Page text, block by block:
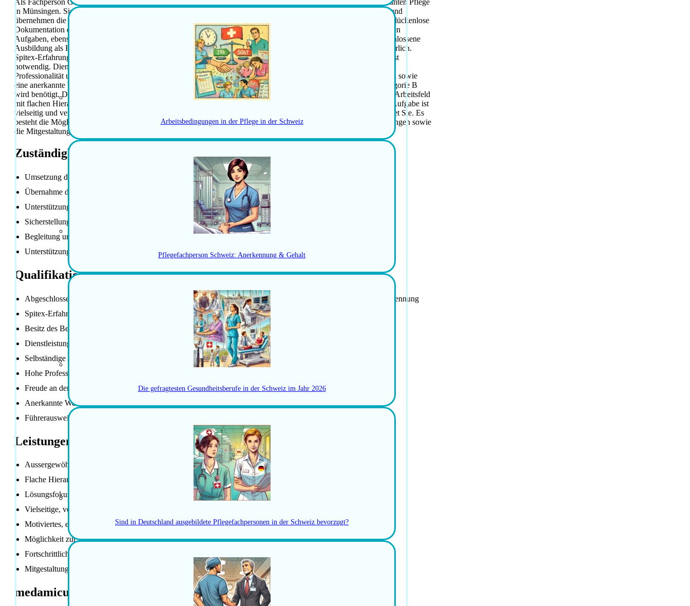
Arbeitsbedingungen in der Pflege in der Schweiz
Pflegefachperson Schweiz: Anerkennung & Gehalt
Die gefragtesten Gesundheitsberufe in der Schweiz im Jahr 2026
Sind in Deutschland ausgebildete Pflegefachpersonen in der Schweiz bevorzugt?
in Münsingen. Sie setzen den Pflegeprozess in Zusammenarbeit mit der fall führenden Pflegefachperson HF/FH um und
übernehmen die Verantwortung als Bezugsperson. Dabei unterstützen Sie Angehörige bei Bedarf und sorgen für eine lückenlose
Dokumentation des Pflegeverlaufs. Die Begleitung und Leitung von Lernenden im Ausbildungsprozess gehört zu Ihren
Aufgaben, ebenso wie die Unterstützung bei der Ausbildung von FaGe Lernenden. Für diese Position ist eine abgeschlossene
Ausbildung als Fachperson Gesundheit EFZ oder eine gleichwertige Ausbildung mit Schweizer Anerkennung erforderlich.
Spitex-Erfahrung wird vorausgesetzt. Der Besitz des Berufsbildnerausweises oder die Bereitschaft zur Absolvierung ist
notwendig. Dienstleistungsorientierung und eine selbständige Arbeitsweise sind wichtige Voraussetzungen. Hohe
Professionalität und Ruhe in herausfordernden Situationen zeichnen Sie aus. Freude an der Begleitung von Lernenden sowie
eine anerkannte Weiterbildung oder das Interesse an einer Weiterbildung sind erwünscht. Ein Führerausweis der Kategorie B
wird benötigt. Das Pensum beträgt 40–80 %. Sie arbeiten in einem aussergewöhnlich selbstständigen und vielfältigen Arbeitsfeld
mit flachen Hierarchien. Lösungsfokussiertes Arbeiten mit Raum für Eigeninitiative und Mitsprache ist möglich. Die Aufgabe ist
vielseitig und verantwortungsvoll mit Gestaltungsspielraum. Ein motiviertes, erfahrenes und hilfsbereites Team erwartet Sie. Es
besteht die Möglichkeit zur Einbringung des Wissens und zur Weiterentwicklung. Fortschrittliche Anstellungsbedingungen sowie
die Mitgestaltung der Dienst- und Einsatzplanung runden das Angebot ab.
Zuständigkeiten / Hauptaufgaben
Umsetzung des Pflegeprozesses in Zusammenarbeit mit fallführender Pflegefachperson HF/FH
Übernahme der Verantwortung als Bezugsperson
Unterstützung von Angehörigen bei Bedarf
Sicherstellung einer lückenlosen Dokumentation des Pflegeverlaufs
Begleitung und Leitung von Lernenden im Ausbildungsprozess
Unterstützung bei der Ausbildung von FaGe Lernenden
Qualifikationen / Anforderungen
Abgeschlossene Ausbildung als Fachperson Gesundheit EFZ oder gleichwertige Ausbildung mit Schweizer Anerkennung
Spitex-Erfahrung
Besitz des Berufsbildnerausweises oder Bereitschaft zur Absolvierung
Dienstleistungsorientierung
Selbständige Arbeitsweise
Hohe Professionalität und Ruhe in herausfordernden Situationen
Freude an der Begleitung von Lernenden
Anerkannte Weiterbildung oder Interesse an einer Weiterbildung
Führerausweis der Kategorie B
Leistungen der Anstellung
Aussergewöhnlich selbstständiges und vielfältiges Arbeitsfeld
Flache Hierarchien
Lösungsfokussiertes Arbeiten mit Raum für Eigeninitiative und Mitsprache
Vielseitige, verantwortungsvolle Aufgabe mit Gestaltungsspielraum
Motiviertes, erfahrenes und hilfsbereites Team
Möglichkeit zur Einbringung des Wissens und zur Weiterentwicklung
Fortschrittliche Anstellungsbedingungen
Mitgestaltung der Dienst- und Einsatzplanung
medamicus Vorteile